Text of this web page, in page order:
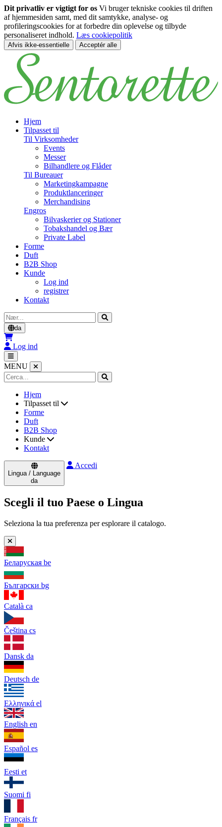
Dit privatliv er vigtigt for os Vi bruger tekniske cookies til driften
af hjemmesiden samt, med dit samtykke, analyse- og
profileringscookies for at forbedre din oplevelse og tilbyde
personaliseret indhold. Læs cookiepolitik
Afvis ikke-essentielle Acceptér alle
Spring til hovedindhold
Hjem
Tilpasset til
Til Virksomheder
Events
Messer
Bilhandlere og Flåder
Til Bureauer
Marketingkampagne
Produktlanceringer
Merchandising
Engros
Bilvaskerier og Stationer
Tobakshandel og Bær
Private Label
Forme
Duft
B2B Shop
Kunde
Log ind
registrer
Kontakt
Cerca
da
Log ind
MENU
Hjem
Tilpasset til
Forme
Duft
B2B Shop
Kunde
Kontakt
Lingua / Language
da
Accedi
Scegli il tuo Paese o Lingua
Seleziona la tua preferenza per esplorare il catalogo.
Беларуская be
Български bg
Català ca
Čeština cs
Dansk da
Deutsch de
Ελληνικά el
English en
Español es
Eesti et
Suomi fi
Français fr